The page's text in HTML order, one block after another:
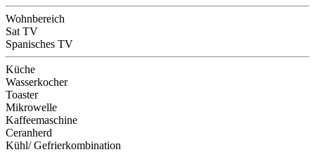
Wohnbereich
Sat TV
Spanisches TV
Küche
Wasserkocher
Toaster
Mikrowelle
Kaffeemaschine
Ceranherd
Kühl/ Gefrierkombination